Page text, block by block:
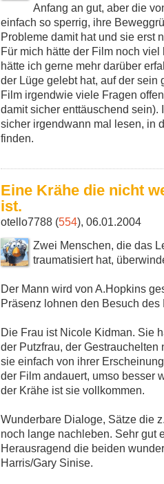
Anfang an gut, aber die
einfach so sperrig, ihre
Probleme damit hat und sie erst
Für mich hätte der Film noch
hätte ich gerne mehr darüber
der Lüge gelebt hat, auf der
Film irgendwie viele Fragen
damit sicher enttäuschend
sicher irgendwann mal lesen, in
finden.
Eine Krähe die nicht
ist.
otello7788 (554), 06.01.2004
Zwei Menschen, die das
traumatisiert hat,
Der Mann wird von A.Hopkins
Präsenz lohnen den Besuch des
Die Frau ist Nicole Kidman. Sie
der Putzfrau, der
sie einfach von ihrer
der Film andauert, umso besser
der Krähe ist sie vollkommen.
Wunderbare Dialoge, Sätze die
noch lange nachleben. Sehr gut
Herausragend die beiden
Harris/Gary Sinise.